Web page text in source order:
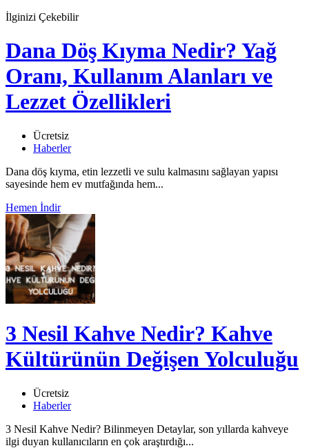
İlginizi Çekebilir
Dana Döş Kıyma Nedir? Yağ
Oranı, Kullanım Alanları ve
Lezzet Özellikleri
Ücretsiz
Haberler
Dana döş kıyma, etin lezzetli ve sulu kalmasını sağlayan yapısı
sayesinde hem ev mutfağında hem...
Hemen İndir
3 Nesil Kahve Nedir? Kahve
Kültürünün Değişen Yolculuğu
Ücretsiz
Haberler
3 Nesil Kahve Nedir? Bilinmeyen Detaylar, son yıllarda kahveye
ilgi duyan kullanıcıların en çok araştırdığı...